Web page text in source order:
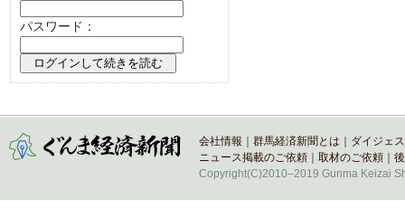
パスワード：
会社情報 群馬経済新聞とは
ダイジェ
ニュース掲載のご依頼
取材のご依頼
Copyright(C)2010–2019 Gunma Keizai